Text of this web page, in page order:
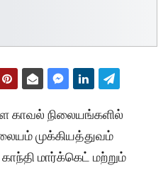
காவல் நிலையங்களில்
முக்கியத்துவம்
மார்க்கெட் மற்றும்